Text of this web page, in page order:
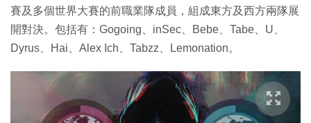
賽及多個世界大賽的前職業隊成員，組成東方及西方兩隊展
開對決。包括有：Gogoing、inSec、Bebe、Tabe、U、
Dyrus、Hai、Alex Ich、Tabzz、Lemonation。